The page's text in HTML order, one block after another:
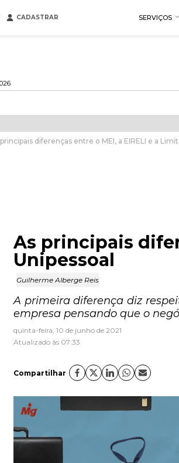
CADASTRAR SERVIÇOS
diferenças entre o MEI, a EIRELI e a
As principais
Unipessoal
Guilherme Alberge Reis
A primeira diferença diz
empresa pensando que o
quinta-feira, 10 de junho de 2021
Atualizado às 07:33
Compartilhar